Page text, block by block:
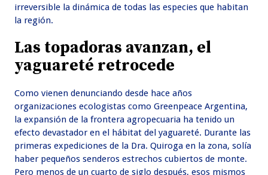
irreversible la dinámica de todas las especies que habitan
la región.
Las topadoras avanzan, el
yaguareté retrocede
Como vienen denunciando desde hace años
organizaciones ecologistas como Greenpeace Argentina,
la expansión de la frontera agropecuaria ha tenido un
efecto devastador en el hábitat del yaguareté. Durante las
primeras expediciones de la Dra. Quiroga en la zona, solía
haber pequeños senderos estrechos cubiertos de monte.
Pero menos de un cuarto de siglo después, esos mismos